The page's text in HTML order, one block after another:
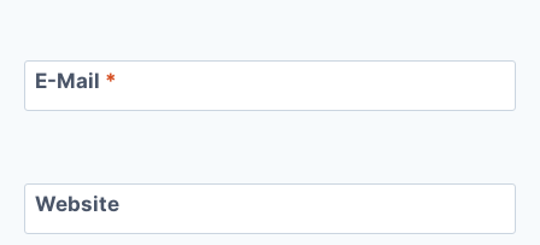
E-Mail *
Website